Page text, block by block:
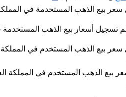
أسعار بيع الذهب المستخدمة في المملكة العربية السعودية
بيع الذهب المستخدم في المملكة